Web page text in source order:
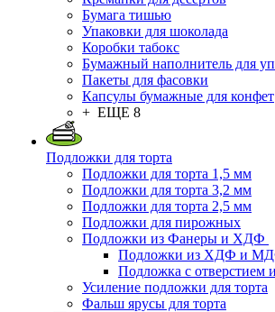
Бумага тишью
Упаковки для шоколада
Коробки табокс
Бумажный наполнитель для
Пакеты для фасовки
Капсулы бумажные для конфет
+ ЕЩЕ 8
Подложки для торта
Подложки для торта 1,5 мм
Подложки для торта 3,2 мм
Подложки для торта 2,5 мм
Подложки для пирожных
Подложки из Фанеры и ХДФ
Подложки из ХДФ и
Подложка с отверстием
Усиление подложки для торта
Фальш ярусы для торта